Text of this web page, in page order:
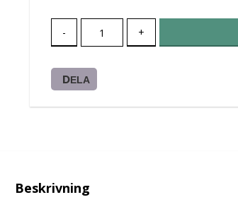
- +
DELA
Beskrivning